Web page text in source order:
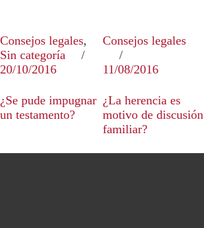
Consejos legales,
Sin categoría
20/10/2016
¿Se pude impugnar
un testamento?
Consejos legales
11/08/2016
¿La herencia es
motivo de discusión
familiar?